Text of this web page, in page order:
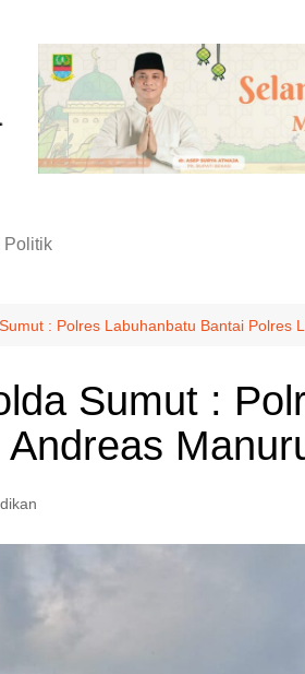
Politik
: Polres Labuhanbatu Bantai Polres
Sumut :